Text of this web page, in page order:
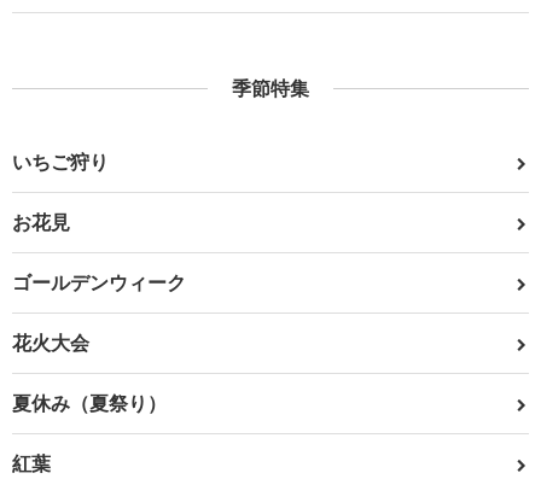
季節特集
いちご狩り
お花見
ゴールデンウィーク
花火大会
夏休み（夏祭り）
紅葉